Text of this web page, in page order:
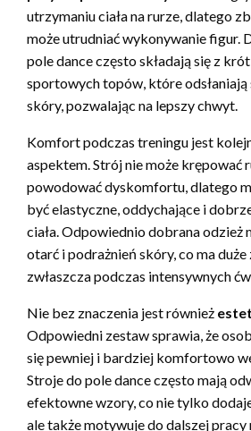
utrzymaniu ciała na rurze, dlatego
może utrudniać wykonywanie figur.
pole dance często składają się z
sportowych topów, które
skóry, pozwalając na lepszy chwyt.
Komfort podczas treningu jest
aspektem. Strój nie może krępować
powodować dyskomfortu, dlatego
być elastyczne, oddychające i
ciała. Odpowiednio dobrana odzież
otarć i podrażnień skóry, co ma duże
zwłaszcza podczas intensywnych
Nie bez znaczenia jest również
Odpowiedni zestaw sprawia, że
się pewniej i bardziej komfortowo
Stroje do pole dance często mają
efektowne wzory, co nie tylko
ale także motywuje do dalszej pracy